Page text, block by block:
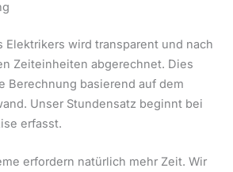
Elektrikers wird transparent und nach
Zeiteinheiten abgerechnet. Dies
Berechnung basierend auf dem
Unser Stundensatz beginnt bei
erfasst.
erfordern natürlich mehr Zeit. Wir